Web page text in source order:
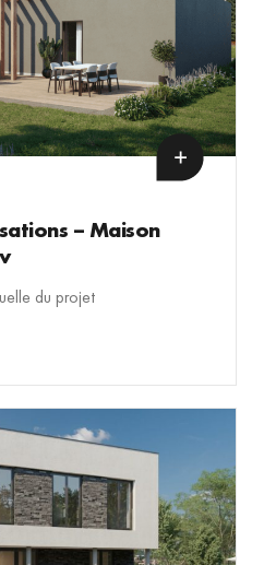
– Maison
du projet